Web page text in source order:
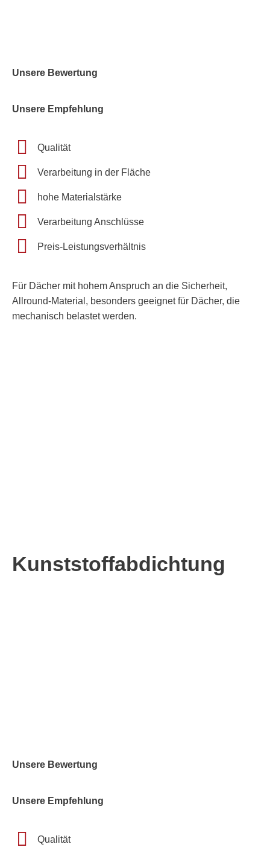
Unsere Bewertung
Unsere Empfehlung
Qualität
Verarbeitung in der Fläche
hohe Materialstärke
Verarbeitung Anschlüsse
Preis-Leistungsverhältnis
Für Dächer mit hohem Anspruch an die Sicherheit,
Allround-Material, besonders geeignet für Dächer, die
mechanisch belastet werden.
Kunststoff­abdichtung
Unsere Bewertung
Unsere Empfehlung
Qualität